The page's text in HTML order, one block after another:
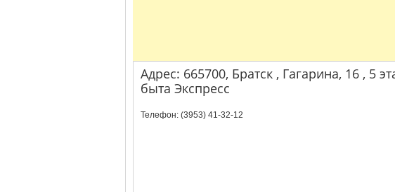
Адрес: 665700, Братск , Гагарина, 16 , 5
быта Экспресс
Телефон: (3953) 41-32-12